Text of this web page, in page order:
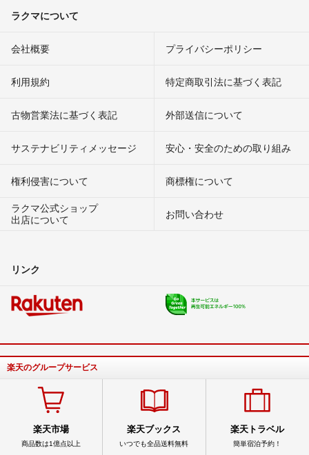
ラクマについて
会社概要 プライバシーポリシー
利用規約 特定商取引法に基づく表記
古物営業法に基づく表記 外部送信について
サステナビリティメッセージ 安心・安全のための取り組み
権利侵害について
商標権について
ラクマ公式ショップ
出店について
お問い合わせ
リンク
楽天のグループサービス
楽天市場
商品数は1億点以上
楽天ブックス
いつでも全品送料無料
楽天トラベル
簡単宿泊予約！